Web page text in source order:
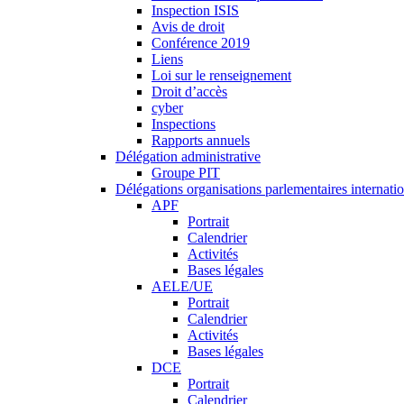
Inspection ISIS
Avis de droit
Conférence 2019
Liens
Loi sur le renseignement
Droit d’accès
cyber
Inspections
Rapports annuels
Délégation administrative
Groupe PIT
Délégations organisations parlementaires
APF
Portrait
Calendrier
Activités
Bases légales
AELE/UE
Portrait
Calendrier
Activités
Bases légales
DCE
Portrait
Calendrier